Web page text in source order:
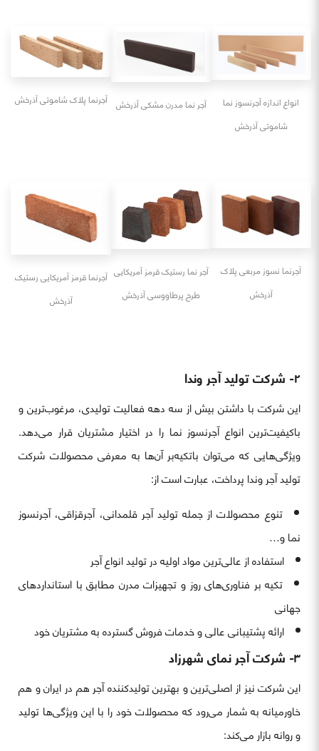
انواع اندازه آجرنسوز نما
شاموتی آذرخش
آجر نما مدرن مشکی آذرخش آجرنما پلاک شاموتی آذرخش
آجرنما نسوز مربعی پلاک
آذرخش
آجر نما رستیک قرمز آمریکایی
طرح پرطاووسی آذرخش
آجرنما قرمز آمریکایی رستیک
آذرخش
۲- شرکت تولید آجر وندا
این شرکت با داشتن بیش از سه دهه فعالیت تولیدی، مرغوب‌ترین و
باکیفیت‌ترین انواع آجرنسوز نما را در اختیار مشتریان قرار می‌دهد.
ویژگی‌هایی که می‌توان باتکیه‌بر آن‌ها به معرفی محصولات شرکت
تولید آجر وندا پرداخت، عبارت است از:
تنوع محصولات از جمله تولید آجر قلمدانی، آجرقزاقی، آجرنسوز
نما و…
استفاده از عالی‌ترین مواد اولیه در تولید انواع آجر
تکیه بر فناوری‌های روز و تجهیزات مدرن مطابق با استانداردهای
جهانی
ارائه پشتیبانی عالی و خدمات فروش گسترده به مشتریان خود
۳- شرکت آجر نمای شهرزاد
این شرکت نیز از اصلی‌ترین و بهترین تولیدکننده آجر هم در ایران و هم
خاورمیانه به شمار می‌رود که محصولات خود را با این ویژگی‌ها تولید
و روانه بازار می‌کند: